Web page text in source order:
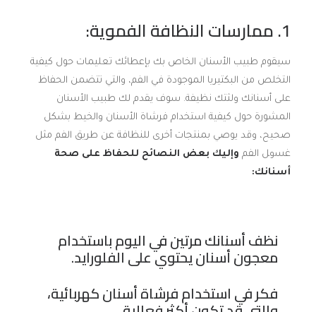
1. ممارسات النظافة الفموية:
سيقوم طبيب الأسنان الخاص بك بإعطائك تعليمات حول كيفية
التخلص من البكتيريا الموجودة في الفم، والتي تتضمن الحفاظ
على أسنانك ولثتك نظيفة. ﺳﻮف ﻳﻘﺪم ﻟﻚ ﻃﺒﻴﺐ اﻷﺳﻨﺎن
اﻟﻤﺸﻮرة ﺣﻮل كيفية اﺳﺘﺨﺪام ﻓﺮﺷﺎة اﻷﺳﻨﺎن والخيط ﺑﺸﻜﻞ
ﺻﺤﻴﺢ، وﻗﺪ ﻳﻮﺻﻲ ﺑﻤﻨﺘﺠﺎت أﺧﺮى ﻟﻠﻨﻈﺎﻓﺔ ﻋﻦ ﻃﺮﻳﻖ اﻟﻔﻢ ﻣﺜﻞ
ﻏﺴوﻞ اﻟﻔﻢ وإليك بعض النصائح للحفاظ على صحة
أسنانك:
نظف أسنانك مرتين في اليوم باستخدام
معجون أسنان يحتوي على الفلورايد.
فكر في استخدام فرشاة أسنان كهربائية،